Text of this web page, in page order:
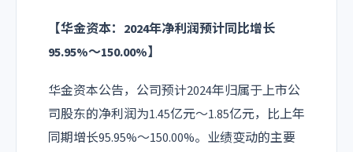
【华金资本：2024年净利润预计同比增长
95.95%～150.00%】
华金资本公告，公司预计2024年归属于上市公
司股东的净利润为1.45亿元～1.85亿元，比上年
同期增长95.95%～150.00%。业绩变动的主要